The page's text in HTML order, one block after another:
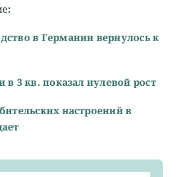
:
в Германии вернулось к
3 кв. показал нулевой рост
настроений в